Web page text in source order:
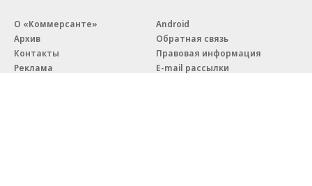
О «Коммерсанте»
Архив
Контакты
Реклама
Android
Обратная связь
Правовая информация
E-mail рассылки